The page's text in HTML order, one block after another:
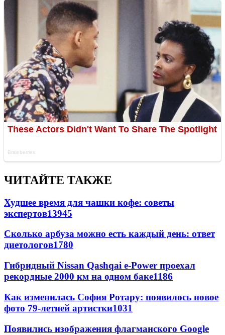
ЧИТАЙТЕ ТАКЖЕ
Худшее время для чашки кофе: советы
экспертов13945
Сколько арбуза можно есть каждый день: ответ
диетологов1780
Гибридный Nissan Qashqai e-Power проехал
рекордные 2000 км на одном баке1186
Как изменилась София Ротару: появилось новое
фото 79-летней артистки1031
Появились изображения флагманского Google